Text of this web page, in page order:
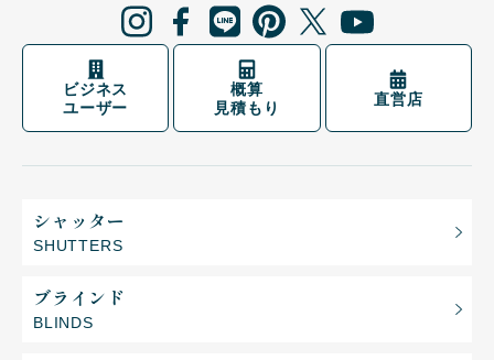
ビジネス
ユーザー
概算
見積もり
直営店
シャッター
SHUTTERS
ブラインド
BLINDS